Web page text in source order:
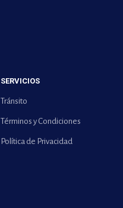
SERVICIOS
Tránsito
Términos y Condiciones
Política de Privacidad